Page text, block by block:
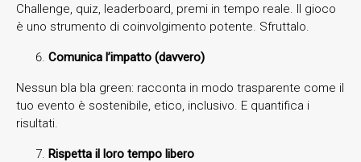
Challenge, quiz, leaderboard, premi in tempo reale. Il gioco
è uno strumento di coinvolgimento potente. Sfruttalo.
Comunica l’impatto (davvero)
Nessun bla bla green: racconta in modo trasparente come il
tuo evento è sostenibile, etico, inclusivo. E quantifica i
risultati.
Rispetta il loro tempo libero